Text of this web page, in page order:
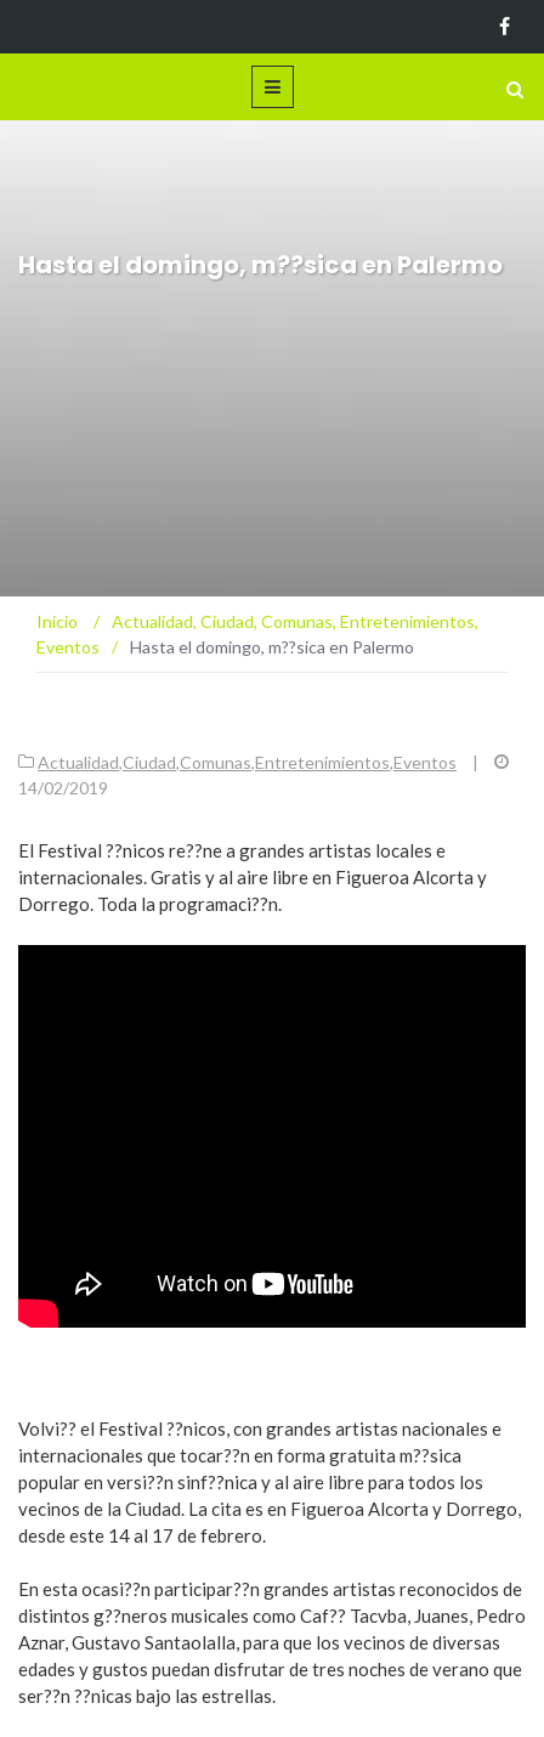
Hasta el domingo, m??sica en Palermo
Inicio / Actualidad, Ciudad, Comunas, Entretenimientos,
Eventos
/ Hasta el domingo, m??sica en Palermo
Actualidad,Ciudad,Comunas,Entretenimientos,Eventos
|
14/02/2019
El Festival ??nicos re??ne a grandes artistas locales e
internacionales. Gratis y al aire libre en Figueroa Alcorta y
Dorrego. Toda la programaci??n.
Volvi?? el Festival ??nicos, con grandes artistas nacionales e
internacionales que tocar??n en forma gratuita m??sica
popular en versi??n sinf??nica y al aire libre para todos los
vecinos de la Ciudad. La cita es en Figueroa Alcorta y Dorrego,
desde este 14 al 17 de febrero.
En esta ocasi??n participar??n grandes artistas reconocidos de
distintos g??neros musicales como Caf?? Tacvba, Juanes, Pedro
Aznar, Gustavo Santaolalla, para que los vecinos de diversas
edades y gustos puedan disfrutar de tres noches de verano que
ser??n ??nicas bajo las estrellas.